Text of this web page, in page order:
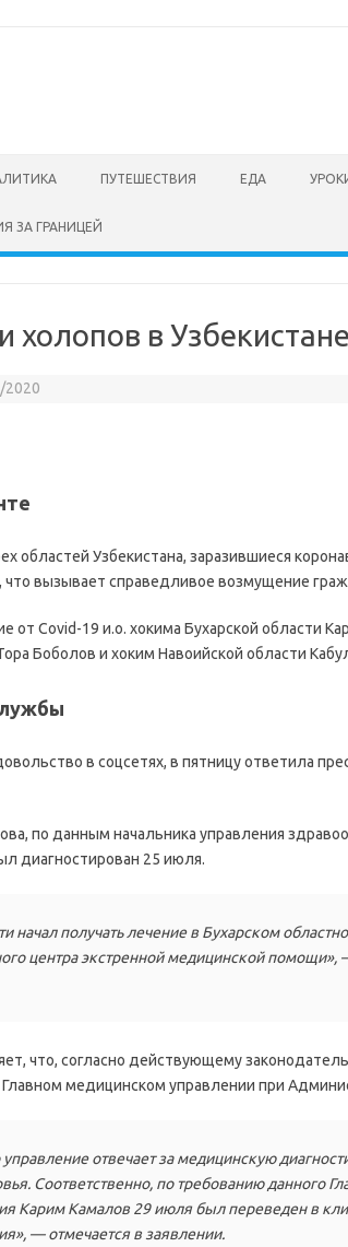
ПУТЕШЕСТВИЯ ЕДА
ЗА ГРАНИЦЕЙ
холопов в Узбекистане
2020
областей Узбекистана, заразившиеся
что вызывает справедливое возмущение
от Covid-19 и.о. хокима Бухарской области
Боболов и хоким Навоийской области
в соцсетях, в пятницу ответила
по данным начальника управления
диагностирован 25 июля.
начал получать лечение в Бухарском
центра экстренной медицинской помощи»,
что, согласно действующему
Главном медицинском управлении при
отвечает за медицинскую
Соответственно, по требованию данного
Карим Камалов 29 июля был переведен в
— отмечается в заявлении.